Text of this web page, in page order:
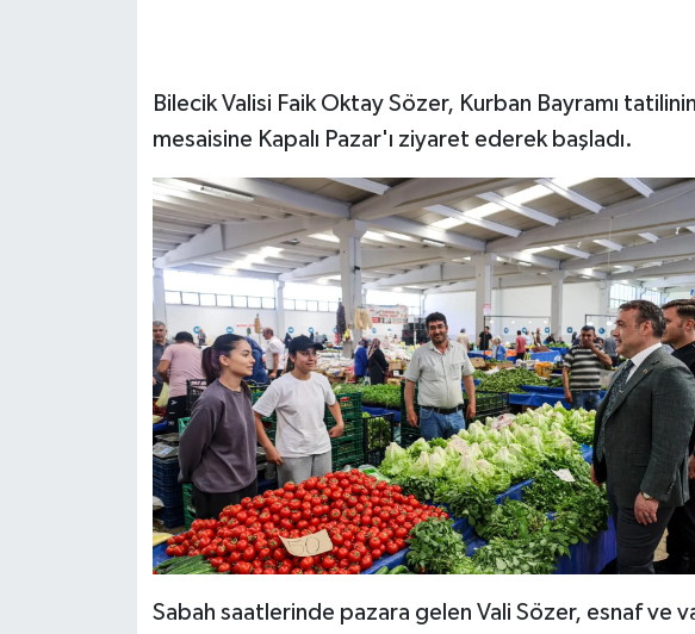
Bilecik Valisi Faik Oktay Sözer, Kurban Bayramı
mesaisine Kapalı Pazar'ı ziyaret ederek başladı.
Sabah saatlerinde pazara gelen Vali Sözer, esnaf ve